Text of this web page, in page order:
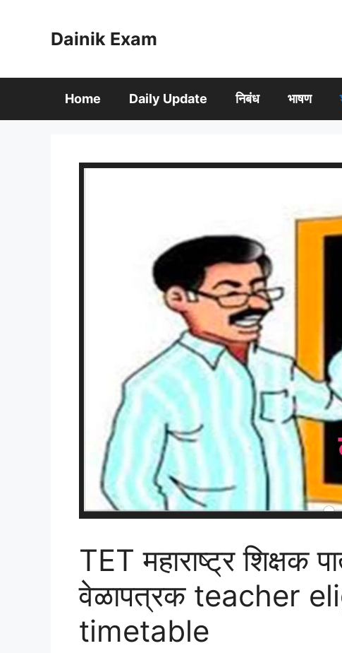
Dainik Exam
Home Daily Update निबंध भाषण
TET महाराष्ट्र शिक्षक
वेळापत्रक teacher
timetable